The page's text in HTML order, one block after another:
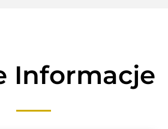
Informacje